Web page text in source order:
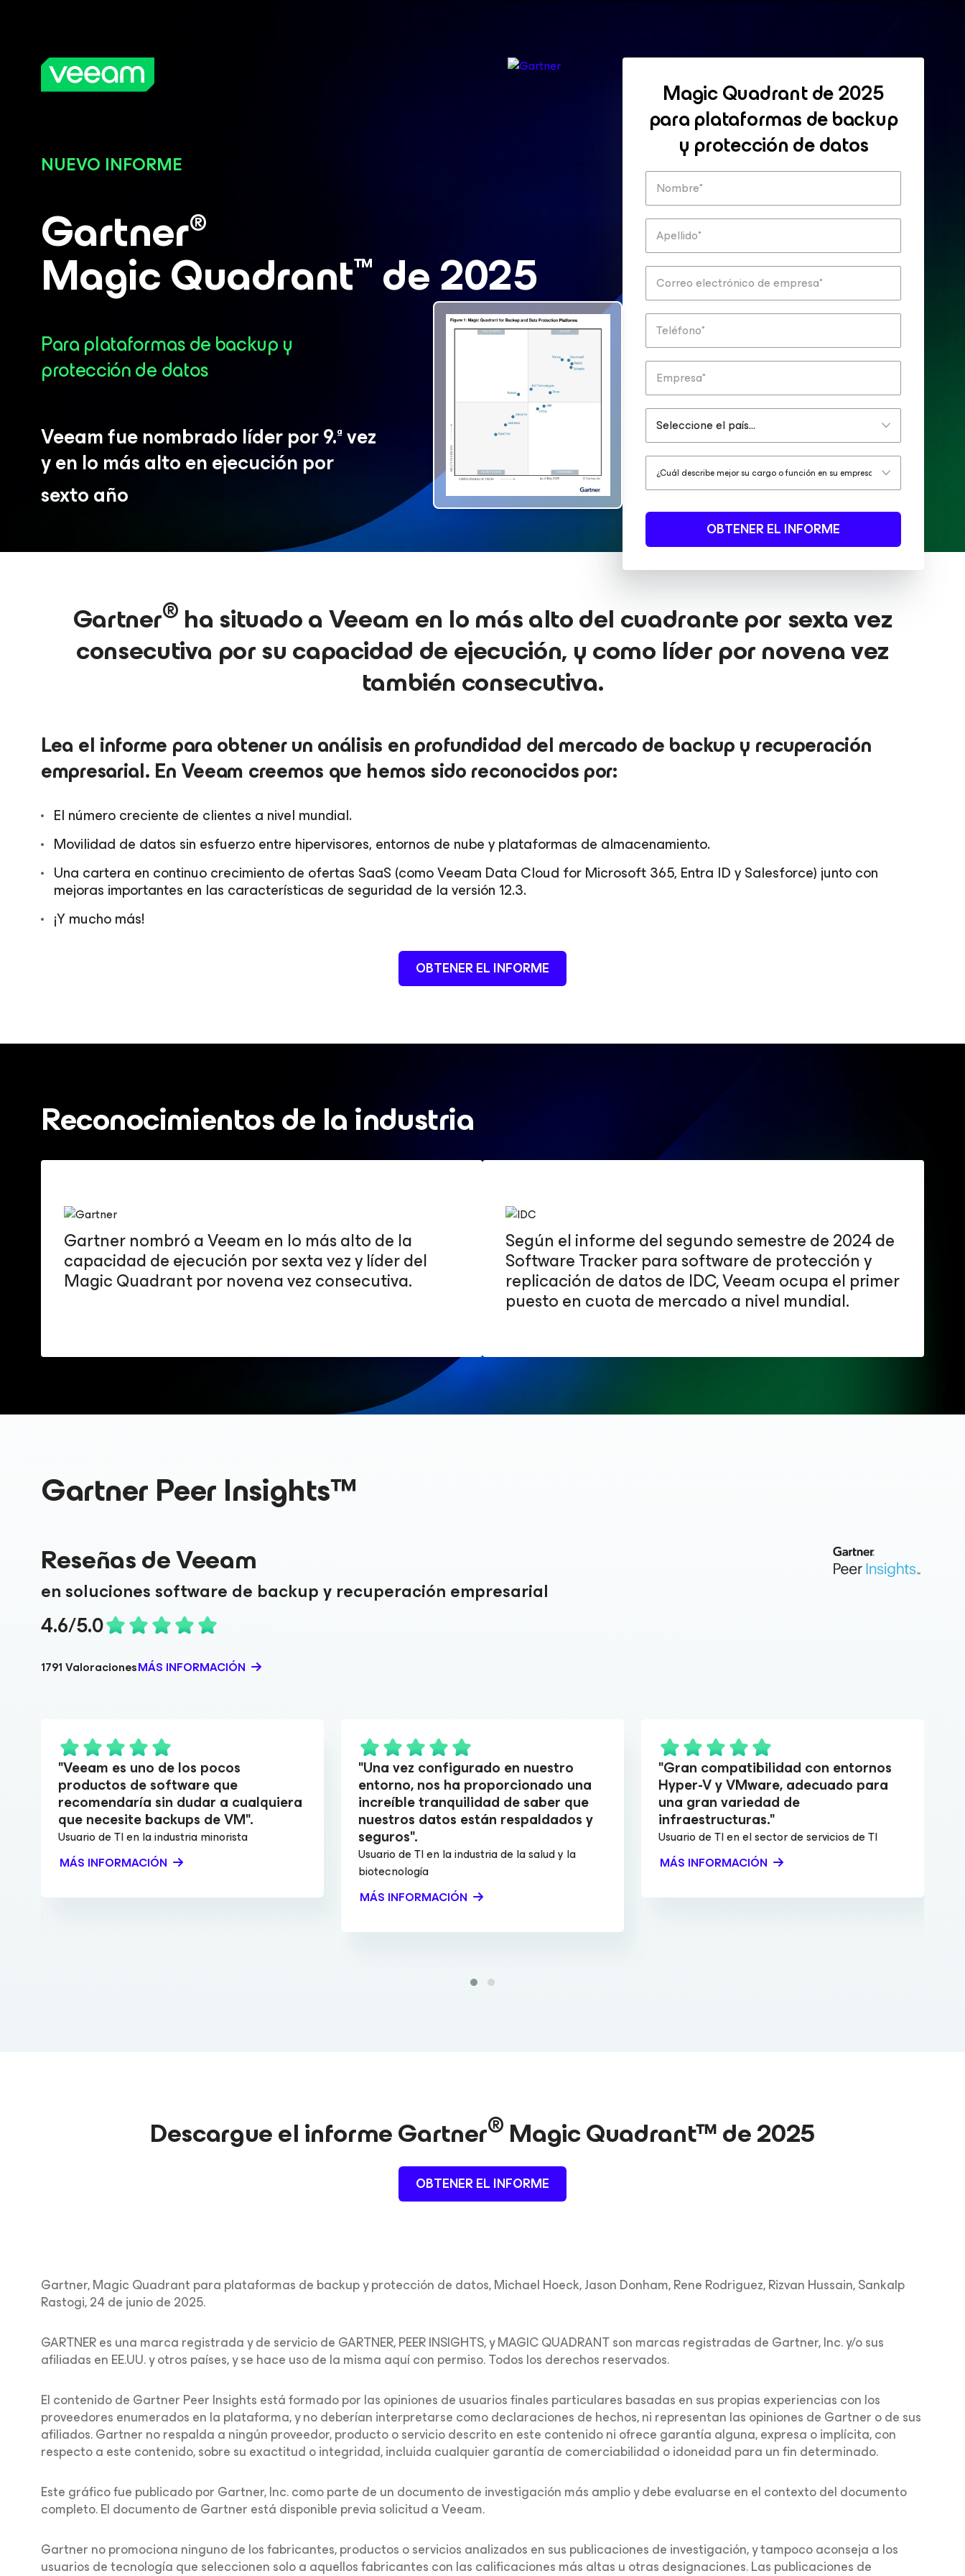
NUEVO INFORME
Gartner®
Magic Quadrant™ de 2025
Para plataformas de backup y
protección de datos
Veeam fue nombrado líder por 9.ªvez
y en lo más alto en ejecución por
sextoaño
Magic Quadrant de 2025
para plataformas de backup
y protección de datos
OBTENER EL INFORME
Gartner® ha situado a Veeam en lo más alto del cuadrante por sexta vez
consecutiva por su capacidad de ejecución, y como líder por novena vez
también consecutiva.
Lea el informe para obtener un análisis en profundidad del mercado de backup y recuperación
empresarial. En Veeam creemos que hemos sido reconocidos por:
El número creciente de clientes a nivel mundial.
Movilidad de datos sin esfuerzo entre hipervisores, entornos de nube y plataformas de almacenamiento.
Una cartera en continuo crecimiento de ofertas SaaS (como Veeam Data Cloud for Microsoft 365, Entra ID y Salesforce) junto con
mejoras importantes en las características de seguridad de la versión 12.3.
¡Y mucho más!
OBTENER EL INFORME
Reconocimientos de la industria
Gartner nombró a Veeam en lo más alto de la
capacidad de ejecución por sexta vez y líder del
Magic Quadrant por novena vez consecutiva.
Según el informe del segundo semestre de 2024 de
Software Tracker para software de protección y
replicación de datos de IDC, Veeam ocupa el primer
puesto en cuota de mercado a nivel mundial.
Gartner Peer Insights™
Reseñas de Veeam
en soluciones software de backup y recuperación empresarial
4.6/5.0
1791 ValoracionesMÁS INFORMACIÓN
"Veeam es uno de los pocos
productos de software que
recomendaría sin dudar a cualquiera
que necesite backups de VM".
Usuario de TI en la industria minorista
MÁS INFORMACIÓN
"Una vez configurado en nuestro
entorno, nos ha proporcionado una
increíble tranquilidad de saber que
nuestros datos están respaldados y
seguros".
Usuario de TI en la industria de la salud y la
biotecnología
MÁS INFORMACIÓN
"Gran compatibilidad con entornos
Hyper-V y VMware, adecuado para
una gran variedad de
infraestructuras."
Usuario de TI en el sector de servicios de TI
MÁS INFORMACIÓN
Descargue el informe Gartner® Magic Quadrant™ de 2025
OBTENER EL INFORME
Gartner, Magic Quadrant para plataformas de backup y protección de datos, Michael Hoeck, Jason Donham, Rene Rodriguez, Rizvan Hussain, Sankalp
Rastogi, 24 de junio de 2025.
GARTNER es una marca registrada y de servicio de GARTNER, PEER INSIGHTS, y MAGIC QUADRANT son marcas registradas de Gartner, Inc. y/o sus
afiliadas en EE.UU. y otros países, y se hace uso de la misma aquí con permiso. Todos los derechos reservados.
El contenido de Gartner Peer Insights está formado por las opiniones de usuarios finales particulares basadas en sus propias experiencias con los
proveedores enumerados en la plataforma, y no deberían interpretarse como declaraciones de hechos, ni representan las opiniones de Gartner o de sus
afiliados. Gartner no respalda a ningún proveedor, producto o servicio descrito en este contenido ni ofrece garantía alguna, expresa o implícita, con
respecto a este contenido, sobre su exactitud o integridad, incluida cualquier garantía de comerciabilidad o idoneidad para un fin determinado.
Este gráfico fue publicado por Gartner, Inc. como parte de un documento de investigación más amplio y debe evaluarse en el contexto del documento
completo. El documento de Gartner está disponible previa solicitud a Veeam.
Gartner no promociona ninguno de los fabricantes, productos o servicios analizados en sus publicaciones de investigación, y tampoco aconseja a los
usuarios de tecnología que seleccionen solo a aquellos fabricantes con las calificaciones más altas u otras designaciones. Las publicaciones de